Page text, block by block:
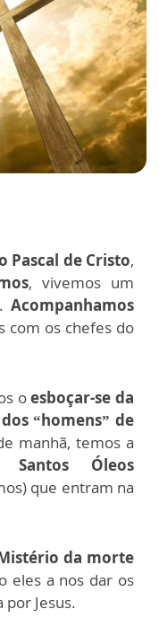
Pascal de Cristo,
, vivemos um
Acompanhamos
com os chefes do
oesboçar-se da
“homens” de
manhã, temos a
Óleos
que entram na
da morte
eles a nos dar os
Jesus.